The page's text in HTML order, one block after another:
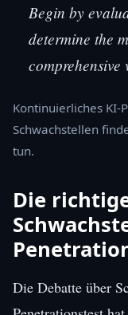
Begin by
determine the
Kontinuierliches KI-
Schwachstellen
tun.
Die
Die Debatte über